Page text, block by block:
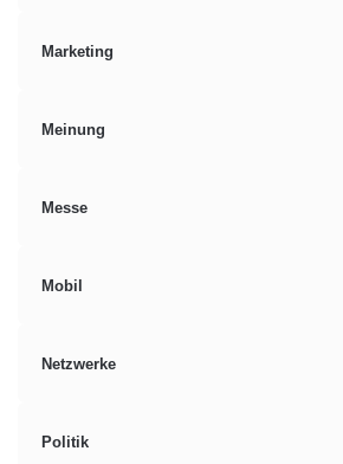
Marketing
Meinung
Messe
Mobil
Netzwerke
Politik